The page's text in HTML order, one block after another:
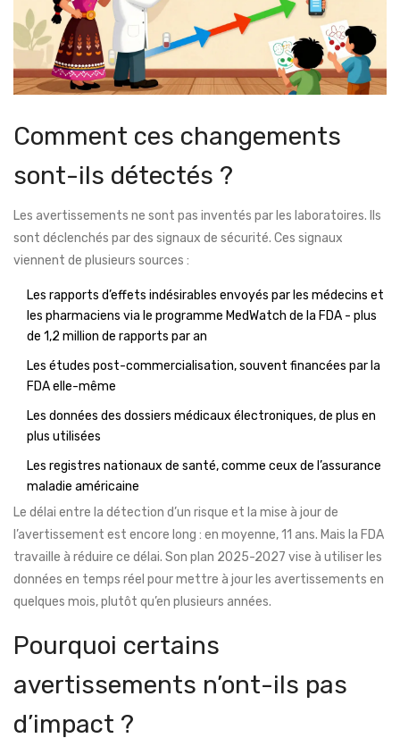
Comment ces changements
sont-ils détectés ?
Les avertissements ne sont pas inventés par les laboratoires. Ils
sont déclenchés par des signaux de sécurité. Ces signaux
viennent de plusieurs sources :
Les rapports d’effets indésirables envoyés par les médecins et
les pharmaciens via le programme MedWatch de la FDA - plus
de 1,2 million de rapports par an
Les études post-commercialisation, souvent financées par la
FDA elle-même
Les données des dossiers médicaux électroniques, de plus en
plus utilisées
Les registres nationaux de santé, comme ceux de l’assurance
maladie américaine
Le délai entre la détection d’un risque et la mise à jour de
l’avertissement est encore long : en moyenne, 11 ans. Mais la FDA
travaille à réduire ce délai. Son plan 2025-2027 vise à utiliser les
données en temps réel pour mettre à jour les avertissements en
quelques mois, plutôt qu’en plusieurs années.
Pourquoi certains
avertissements n’ont-ils pas
d’impact ?